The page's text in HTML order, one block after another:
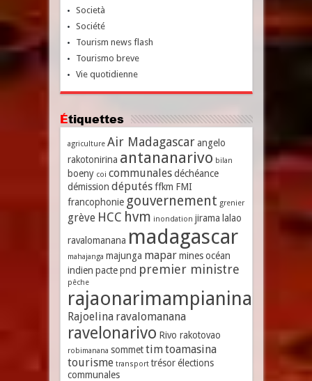
Società
Société
Tourism news flash
Tourismo breve
Vie quotidienne
Étiquettes
agriculture Air Madagascar angelo
rakotonirina antananarivo bilan
boeny coi communales déchéance
démission députés ffkm FMI
francophonie gouvernement grenier
grève HCC hvm inondation jirama lalao
ravalomanana madagascar
mahajanga majunga mapar mines océan
indien pacte pnd premier ministre
pêche
rajaonarimampianina
Rajoelina ravalomanana
ravelonarivo Rivo rakotovao
robimanana sommet timtoamasina
tourisme transport trésor élections
communales